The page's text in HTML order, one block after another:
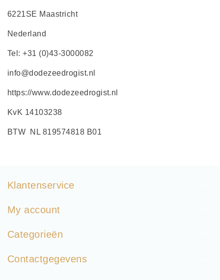
6221SE Maastricht
Nederland
Tel: +31 (0)43-3000082
info@dodezeedrogist.nl
https://www.dodezeedrogist.nl
KvK 14103238
BTW NL 819574818 B01
Klantenservice
My account
Categorieën
Contactgegevens